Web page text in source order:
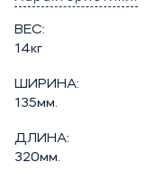
ВЕС:
14кг
ШИРИНА:
135мм.
ДЛИНА:
320мм.